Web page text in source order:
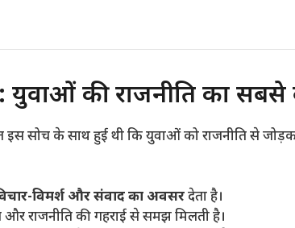
युवाओं की राजनीति का
इस सोच के साथ हुई थी कि युवाओं को राजनीति से
विमर्श और संवाद का अवसरदेता है।
और राजनीति की गहराई से समझ मिलती है।